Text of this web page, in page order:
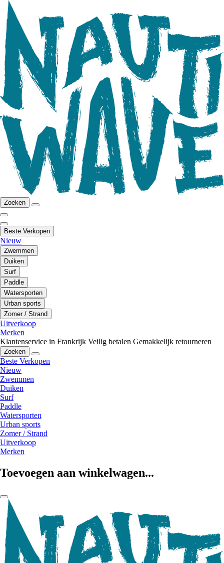
Zoeken
Beste Verkopen
Nieuw
Zwemmen
Duiken
Surf
Paddle
Watersporten
Urban sports
Zomer / Strand
Uitverkoop
Merken
Klantenservice in Frankrijk Veilig betalen Gemakkelijk retourneren
Zoeken
Beste Verkopen
Nieuw
Zwemmen
Duiken
Surf
Paddle
Watersporten
Urban sports
Zomer / Strand
Uitverkoop
Merken
Toevoegen aan winkelwagen...